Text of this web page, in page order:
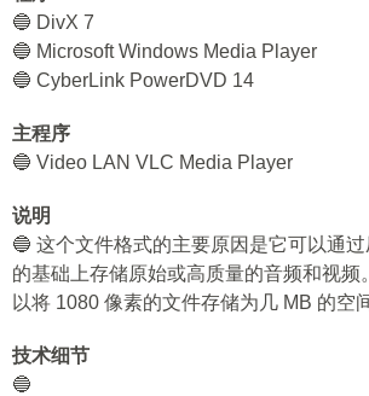
🔵 DivX 7
🔵 Microsoft Windows Media Player
🔵 CyberLink PowerDVD 14
主程序
🔵 Video LAN VLC Media Player
说明
🔵 这个文件格式的主要原因是它可以通
的基础上存储原始或高质量的音频和视频
以将 1080 像素的文件存储为几 MB 的空间
技术细节
🔵